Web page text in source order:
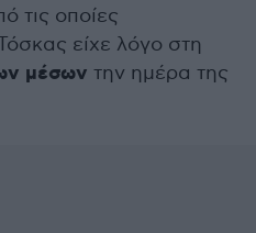
τις οποίες
είχε λόγο στη
μέσων την ημέρα της